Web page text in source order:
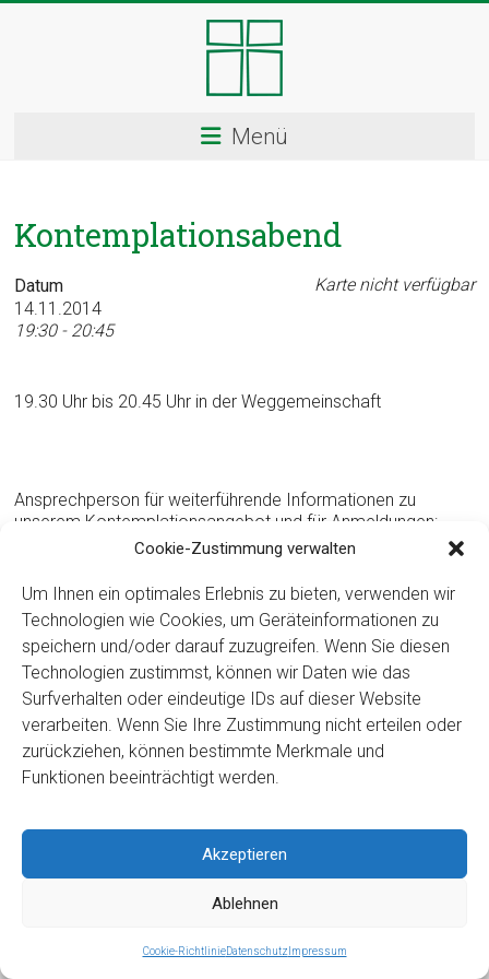
Cookie-Zustimmung verwalten
Um Ihnen ein optimales Erlebnis zu bieten, verwenden wir
Technologien wie Cookies, um Geräteinformationen zu
speichern und/oder darauf zuzugreifen. Wenn Sie diesen
Technologien zustimmst, können wir Daten wie das
Surfverhalten oder eindeutige IDs auf dieser Website
verarbeiten. Wenn Sie Ihre Zustimmung nicht erteilen oder
zurückziehen, können bestimmte Merkmale und
Funktionen beeinträchtigt werden.
Akzeptieren
Ablehnen
Cookie-RichtlinieDatenschutz Impressum
Provinz
Schweiz
Herzlich
den
Menü
Kontemplationsabend
Karte nicht verfügbar
Datum
14.11.2014
19:30 - 20:45
19.30 Uhr bis 20.45 Uhr in der Weggemeinschaft
Ansprechperson für weiterführende Informationen zu
unserem Kontemplationsangebot und für Anmeldungen:
Kloster Ingenbohl
CH-6440 Brunnen
Telefon +41 (0) 41 82 52 480
Fax: +41 (0) 41 82 52 266
weggemeinschaft(at)kloster-ingenbohl.ch
Copyright ©2026Kloster Ingenbohl – Provinz Schweiz
Downloads Links Impressum Datenschutz
Für Menschen
mit Behinderung